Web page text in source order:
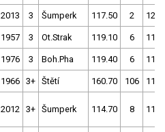
2013 3 Šumperk 117.50 2
1957 3 Ot.Strak 119.10 6
1976 3 Boh.Pha 119.40 6
1966 3+ Štětí 160.70 106
2012 3+ Šumperk 114.70 8